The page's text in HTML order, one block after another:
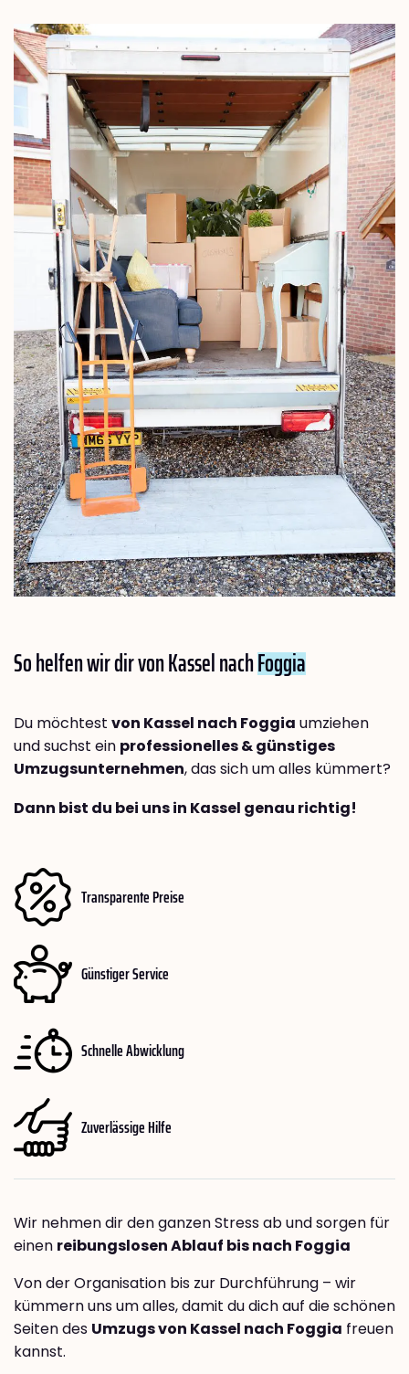
So helfen wir dir von Kassel nachFoggia
Du möchtest von Kassel nach Foggia umziehen
und suchst ein professionelles & günstiges
Umzugsunternehmen, das sich um alles kümmert?
Dann bist du bei uns in Kassel genau richtig!
Transparente Preise
Günstiger Service
Schnelle Abwicklung
Zuverlässige Hilfe
Wir nehmen dir den ganzen Stress ab und sorgen für
einen reibungslosen Ablauf bis nach Foggia
Von der Organisation bis zur Durchführung – wir
kümmern uns um alles, damit du dich auf die schönen
Seiten des Umzugs von Kassel nach Foggia freuen
kannst.